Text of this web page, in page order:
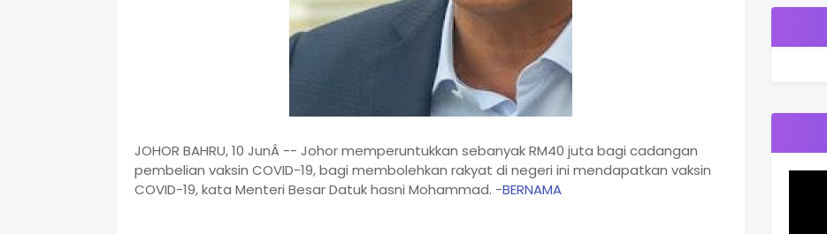
JOHOR BAHRU, 10 JunÂ -- Johor memperuntukkan sebanyak RM40 juta bagi cadangan
pembelian vaksin COVID-19, bagi membolehkan rakyat di negeri ini mendapatkan vaksin
COVID-19, kata Menteri Besar Datuk hasni Mohammad. -BERNAMA